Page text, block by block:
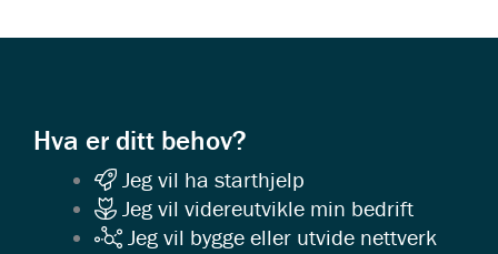
Hva er ditt behov?
Jeg vil ha starthjelp
Jeg vil videreutvikle min bedrift
Jeg vil bygge eller utvide nettverk